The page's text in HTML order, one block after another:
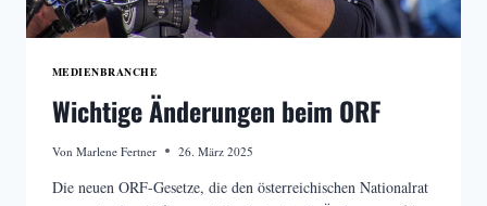
MEDIENBRANCHE
Wichtige Änderungen beim ORF
Von Marlene Fertner 26. März 2025
Die neuen ORF-Gesetze, die den österreichischen Nationalrat